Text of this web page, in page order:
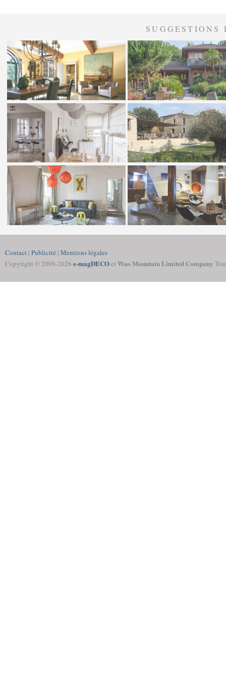
Contact | Publicité | Mentions légales
Copyright © 2009-2026 e-magDECOet Wao Mountain Limited Company